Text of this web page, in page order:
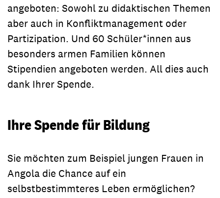
angeboten: Sowohl zu didaktischen Themen
aber auch in Konfliktmanagement oder
Partizipation. Und 60 Schüler*innen aus
besonders armen Familien können
Stipendien angeboten werden. All dies auch
dank Ihrer Spende.
Ihre Spende für Bildung
Sie möchten zum Beispiel jungen Frauen in
Angola die Chance auf ein
selbstbestimmteres Leben ermöglichen?